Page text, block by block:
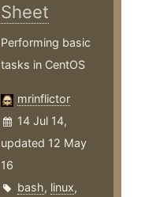
Sheet
Performing basic
tasks in CentOS
mrinflictor
14 Jul 14,
updated 12 May
16
bash, linux,